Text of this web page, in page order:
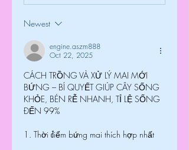
Newest
engine.aszm888
Oct 22, 2025
CÁCH TRỒNG VÀ XỬ LÝ MAI MỚI
BỨNG – BÍ QUYẾT GIÚP CÂY SỐNG
KHỎE, BÉN RỄ NHANH, TỈ LỆ SỐNG
ĐẾN 99%
1. Thời điểm bứng mai thích hợp nhất